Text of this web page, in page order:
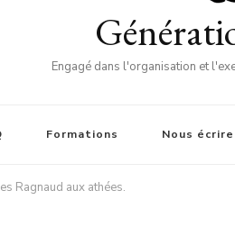
Engagé dans l'organisation et
Formations Nous écrire
Ragnaud aux athées.